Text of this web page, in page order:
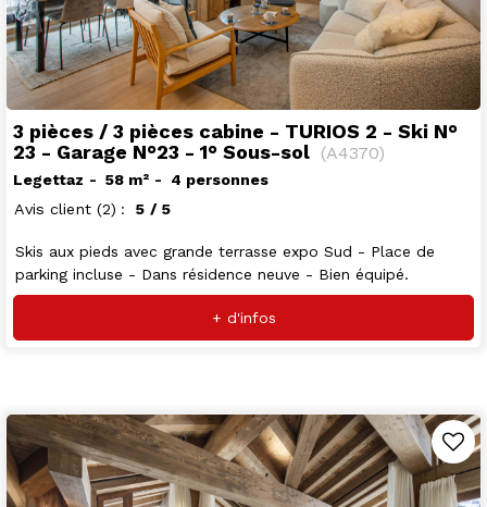
3 pièces / 3 pièces cabine - TURIOS 2 - Ski N°
23 - Garage N°23 - 1° Sous-sol (A4370)
Legettaz 58 m²
4 personnes
Avis client (2) 5 / 5
Skis aux pieds avec grande terrasse expo Sud - Place de
parking incluse - Dans résidence neuve - Bien équipé.
+ d'infos